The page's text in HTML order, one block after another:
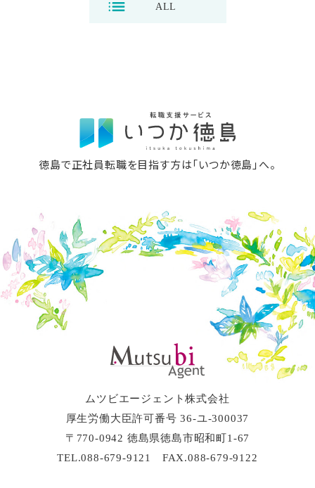
ALL
ムツビエージェント株式会社
厚生労働大臣許可番号 36-ユ-300037
〒770-0942 徳島県徳島市昭和町1-67
TEL.088-679-9121 FAX.088-679-9122
徳島で正社員転職を目指す方は「いつか徳島」へ。